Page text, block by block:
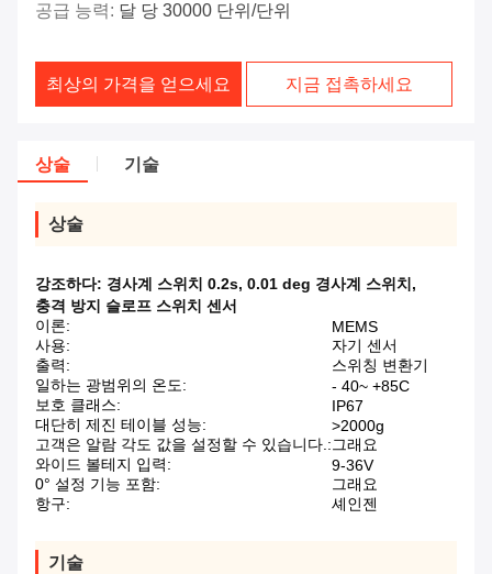
공급 능력: 달 당 30000 단위/단위
최상의 가격을 얻으세요 지금 접촉하세요
상술 기술
상술
강조하다: 경사계 스위치 0.2s, 0.01 deg 경사계 스위치 ,
충격 방지 슬로프 스위치 센서
이론:
MEMS
사용:
자기 센서
출력:
스위칭 변환기
일하는 광범위의 온도:
- 40~ +85C
보호 클래스:
IP67
대단히 제진 테이블 성능:
>2000g
고객은 알람 각도 값을 설정할 수 있습니다.:그래요
와이드 볼테지 입력:
9-36V
0° 설정 기능 포함:
그래요
항구:
셰인젠
기술